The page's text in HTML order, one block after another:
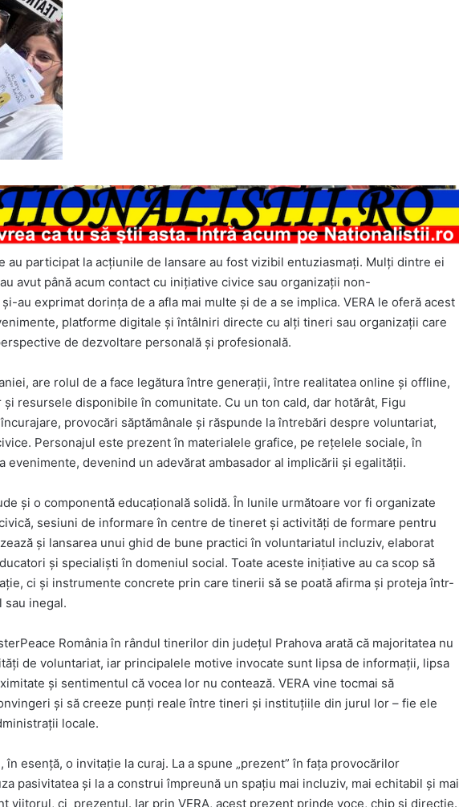
au participat la acțiunile de lansare au fost vizibil entuziasmați. Mulți dintre ei
avut până acum contact cu inițiative civice sau organizații non-
au exprimat dorința de a afla mai multe și de a se implica. VERA le oferă acest
platforme digitale și întâlniri directe cu alți tineri sau organizații care
de dezvoltare personală și profesională.
are rolul de a face legătura între generații, între realitatea online și offline,
resursele disponibile în comunitate. Cu un ton cald, dar hotărât, Figu
provocări săptămânale și răspunde la întrebări despre voluntariat,
Personajul este prezent în materialele grafice, pe rețelele sociale, în
evenimente, devenind un adevărat ambasador al implicării și egalității.
și o componentă educațională solidă. În lunile următoare vor fi organizate
sesiuni de informare în centre de tineret și activități de formare pentru
și lansarea unui ghid de bune practici în voluntariatul incluziv, elaborat
și specialiști în domeniul social. Toate aceste inițiative au ca scop să
ci și instrumente concrete prin care tinerii să se poată afirma și proteja într-
sau inegal.
România în rândul tinerilor din județul Prahova arată că majoritatea nu
de voluntariat, iar principalele motive invocate sunt lipsa de informații, lipsa
și sentimentul că vocea lor nu contează. VERA vine tocmai să
și să creeze punți reale între tineri și instituțiile din jurul lor – fie ele
locale.
în esență, o invitație la curaj. La a spune „prezent” în fața provocărilor
pasivitatea și la a construi împreună un spațiu mai incluziv, mai echitabil și mai
viitorul, ci prezentul. Iar prin VERA, acest prezent prinde voce, chip și direcție.